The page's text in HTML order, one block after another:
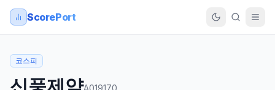
ScorePort
코스피
A019170